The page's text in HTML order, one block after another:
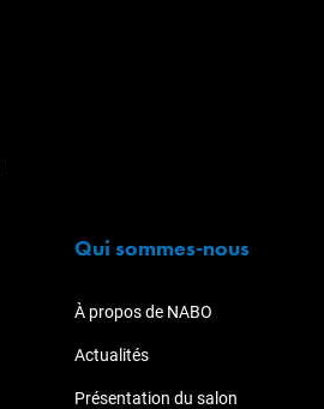
Qui sommes-nous
À propos de NABO
Actualités
Présentation du salon